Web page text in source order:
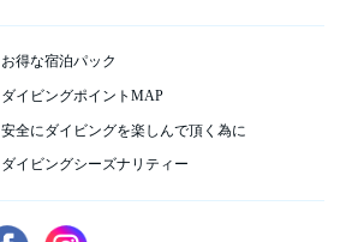
お得な宿泊パック
ダイビングポイントMAP
安全にダイビングを楽しんで頂く為に
ダイビングシーズナリティー